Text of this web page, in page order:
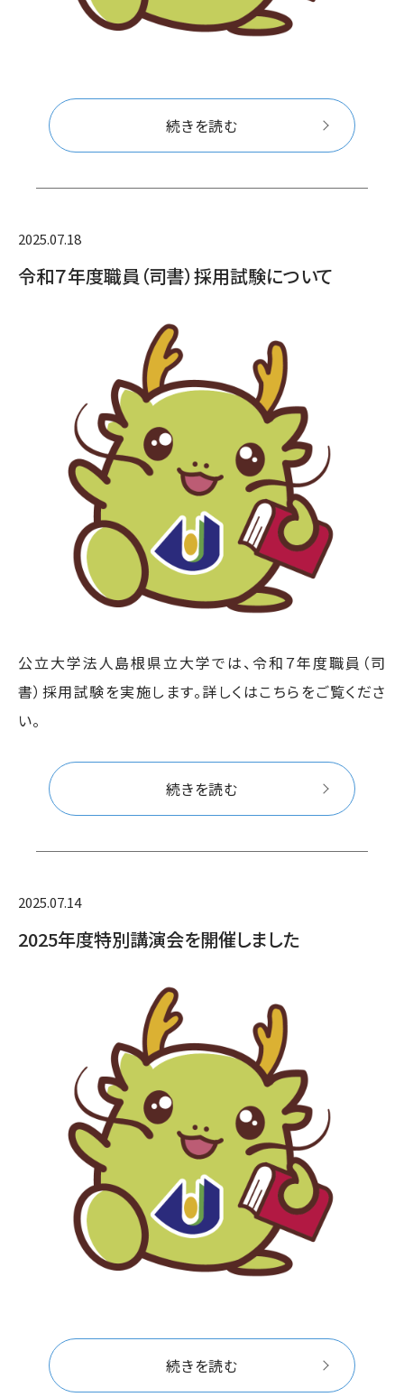
続きを読む
2025.07.18
令和７年度職員（司書）採用試験について
公立大学法人島根県立大学では、令和７年度職員（司
書）採用試験を実施します。詳しくはこちらをご覧くださ
い。
続きを読む
2025.07.14
2025年度特別講演会を開催しました
続きを読む